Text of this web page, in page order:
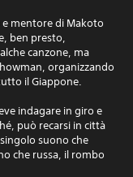
mentore di Makoto
ben presto,
canzone, ma
organizzando
il Giappone.
indagare in giro e
può recarsi in città
suono che
che russa, il rombo